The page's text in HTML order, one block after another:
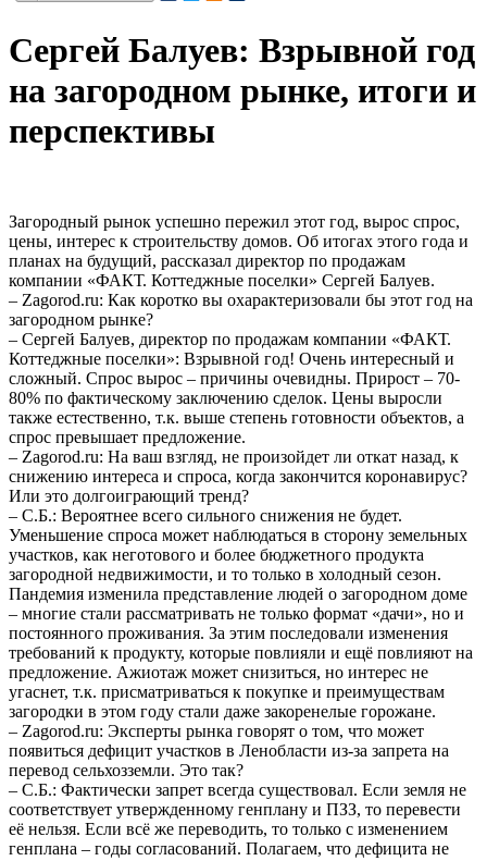
Сергей Балуев: Взрывной год
на загородном рынке, итоги и
перспективы
Загородный рынок успешно пережил этот год, вырос спрос,
цены, интерес к строительству домов. Об итогах этого года и
планах на будущий, рассказал директор по продажам
компании «ФАКТ. Коттеджные поселки» Сергей Балуев.
– Zagorod.ru: Как коротко вы охарактеризовали бы этот год на
загородном рынке?
– Сергей Балуев, директор по продажам компании «ФАКТ.
Коттеджные поселки»: Взрывной год! Очень интересный и
сложный. Спрос вырос – причины очевидны. Прирост – 70-
80% по фактическому заключению сделок. Цены выросли
также естественно, т.к. выше степень готовности объектов, а
спрос превышает предложение.
– Zagorod.ru: На ваш взгляд, не произойдет ли откат назад, к
снижению интереса и спроса, когда закончится коронавирус?
Или это долгоиграющий тренд?
– С.Б.: Вероятнее всего сильного снижения не будет.
Уменьшение спроса может наблюдаться в сторону земельных
участков, как неготового и более бюджетного продукта
загородной недвижимости, и то только в холодный сезон.
Пандемия изменила представление людей о загородном доме
– многие стали рассматривать не только формат «дачи», но и
постоянного проживания. За этим последовали изменения
требований к продукту, которые повлияли и ещё повлияют на
предложение. Ажиотаж может снизиться, но интерес не
угаснет, т.к. присматриваться к покупке и преимуществам
загородки в этом году стали даже закоренелые горожане.
– Zagorod.ru: Эксперты рынка говорят о том, что может
появиться дефицит участков в Ленобласти из-за запрета на
перевод сельхозземли. Это так?
– С.Б.: Фактически запрет всегда существовал. Если земля не
соответствует утвержденному генплану и ПЗЗ, то перевести
её нельзя. Если всё же переводить, то только с изменением
генплана – годы согласований. Полагаем, что дефицита не